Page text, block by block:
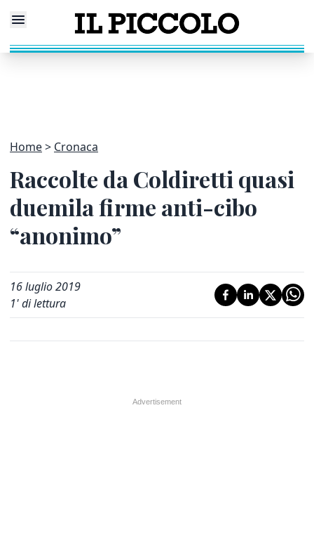
Home Cronaca
Raccolte da Coldiretti quasi
duemila firme anti-cibo
“anonimo”
16 luglio 2019
1' di lettura